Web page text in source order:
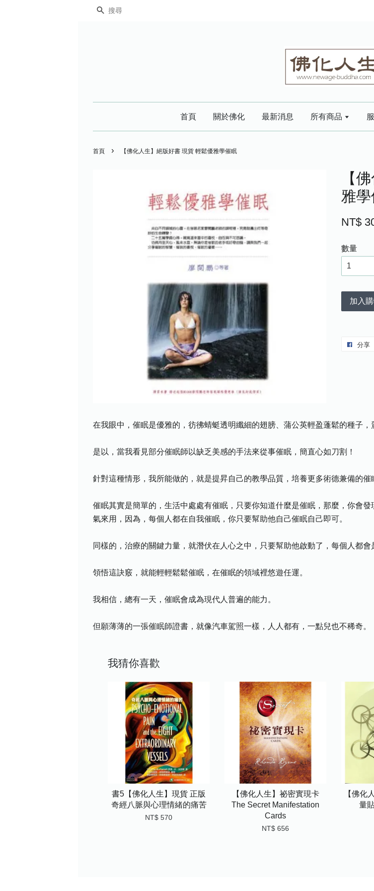
搜尋
首頁 關於佛化 最新消息 所有商品
首頁 › 【佛化人生】絕版好書 現貨 輕鬆優雅學催眠
【
雅
NT$
數量
加入
分享
在我眼中，催眠是優雅的，彷彿蜻蜓透明纖細的翅膀、蒲公英輕盈蓬鬆的種子，
是以，當我看見部分催眠師以缺乏美感的手法來從事催眠，簡直心如刀割！
針對這種情形，我所能做的，就是提昇自己的教學品質，培養更多術德兼備的催
催眠其實是簡單的，生活中處處有催眠，只要你知道什麼是催眠，那麼，你會
氣來用，因為，每個人都在自我催眠，你只要幫助他自己催眠自己即可。
同樣的，治療的關鍵力量，就潛伏在人心之中，只要幫助他啟動了，每個人都會
領悟這訣竅，就能輕輕鬆鬆催眠，在催眠的領域裡悠遊任運。
我相信，總有一天，催眠會成為現代人普遍的能力。
但願薄薄的一張催眠師證書，就像汽車駕照一樣，人人都有，一點兒也不稀奇。
我猜你喜歡
書5【佛化人生】現貨 正版
奇經八脈與心理情緒的痛苦
NT$ 570
【佛化人生】祕密實現卡
The Secret Manifestation
Cards
NT$ 656
【佛化
量